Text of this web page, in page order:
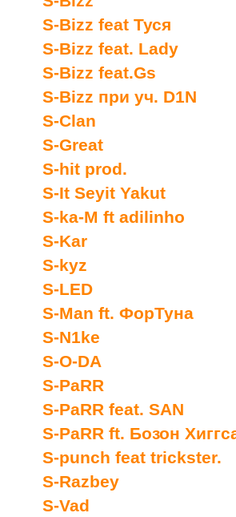
S-Bizz feat Туся
S-Bizz feat. Lady
S-Bizz feat.Gs
S-Bizz при уч. D1N
S-Clan
S-Great
S-hit prod.
S-It Seyit Yakut
S-ka-M ft adilinho
S-Kar
S-kyz
S-LED
S-Man ft. ФорТуна
S-N1ke
S-O-DA
S-PaRR
S-PaRR feat. SAN
S-PaRR ft. Бозон
S-punch feat trickster.
S-Razbey
S-Vad